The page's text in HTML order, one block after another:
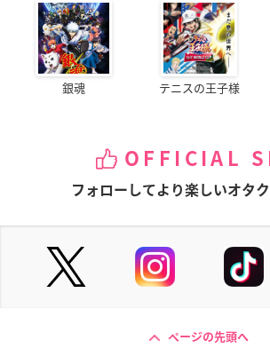
銀魂 テニスの王子様
OFFICIAL
フォローしてより楽しいオタク
ページの先頭へ